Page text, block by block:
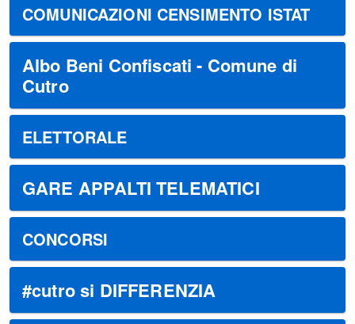
COMUNICAZIONI CENSIMENTO ISTAT
Albo Beni Confiscati - Comune di
Cutro
ELETTORALE
GARE APPALTI TELEMATICI
CONCORSI
#cutro si DIFFERENZIA